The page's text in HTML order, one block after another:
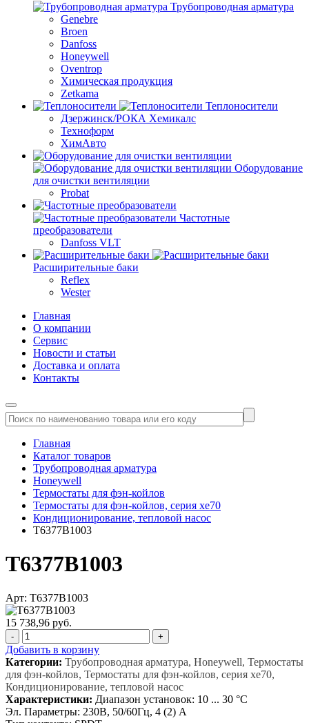
Трубопроводная арматура
Genebre
Broen
Danfoss
Honeywell
Oventrop
Химическая продукция
Zetkama
Теплоносители
Дзержинск/РОКА Хемикалс
Техноформ
ХимАвто
Оборудование
для очистки вентиляции
Probat
Частотные
преобразователи
Danfoss VLT
Расширительные баки
Reflex
Wester
Главная
О компании
Сервис
Новости и статьи
Доставка и оплата
Контакты
Главная
Каталог товаров
Трубопроводная арматура
Honeywell
Термостаты для фэн-койлов
Термостаты для фэн-койлов, серия xe70
Кондиционирование, тепловой насос
T6377B1003
T6377B1003
Арт: T6377B1003
15 738,96 руб.
- +
Добавить в корзину
Категории: Трубопроводная арматура, Honeywell, Термостаты
для фэн-койлов, Термостаты для фэн-койлов, серия xe70,
Кондиционирование, тепловой насос
Характеристики: Диапазон установок: 10 ... 30 °С
Эл. Параметры: 230B, 50/60Гц, 4 (2) A